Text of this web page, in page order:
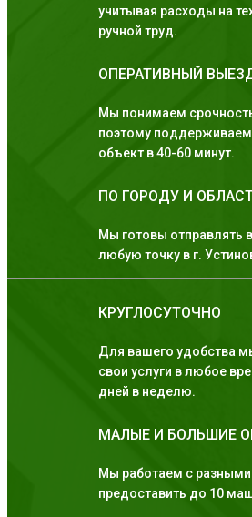
учитывая расходы на
ручной труд.
ОПЕРАТИВНЫЙ
Мы понимаем
поэтому
объект в 40-60 минут.
ПО ГОРОДУ И
Мы готовы отправлять
любую точку в г.
КРУГЛОСУТОЧНО
Для вашего удобства
свои услуги в любое
дней в неделю.
МАЛЫЕ И БОЛЬШИЕ
Мы работаем с
предоставить до 10